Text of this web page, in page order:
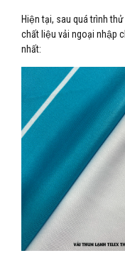
Hiện tại, sau quá trình
chất liệu vải ngoại nhập
nhất: